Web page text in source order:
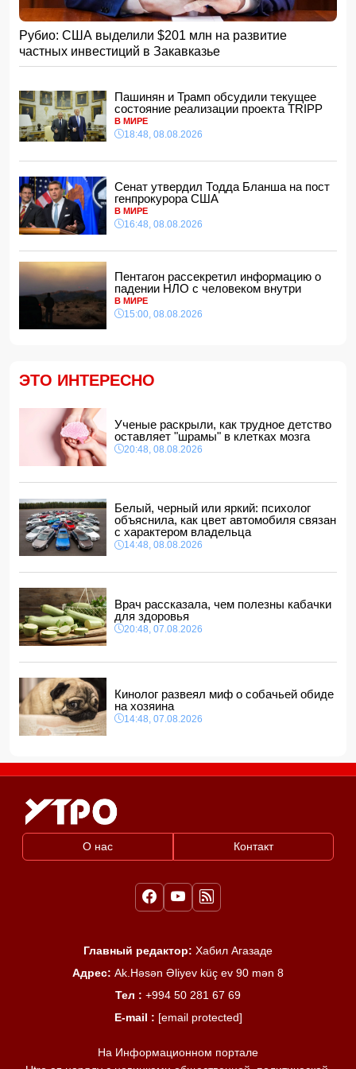
Умер отец Лионеля Месси
15:28, 08.08.2026
Хикмет Гаджиев: Ильхам Алиев одержал победу и в
войне, и в мире- ВИДЕО
15:08, 08.08.2026
Пентагон рассекретил информацию о падении НЛО с
человеком внутри
15:00, 08.08.2026
Белый, черный или яркий: психолог объяснила, как цвет
14:48, 08.08.2026
Зеленский встретился с Вучичем
14:40, 08.08.2026
В Азербайджане ожидается жара до 41 градуса —
объявлено предупреждение
14:34, 08.08.2026
В Агдашском районе расследуется конфликт, связанный
с церемонией помолвки с участием
несовершеннолетней
14:28, 08.08.2026
Найдено тело утонувшего в море 16-летнего юноши
обвинений в адрес Инфантино
ВС РФ взяли под контроль Ивановку в Харьковской
области
14:04, 08.08.2026
Прогноз погоды в Азербайджане на 9 августа
14:00, 08.08.2026
Никол Пашинян позвонил Ильхаму Алиеву
12:48, 08.08.2026
СМИ: США ищут на Кубе фигуру для повторения
"венесуэльского сценария"
Рубио: США выделили $201 млн на развитие
частных инвестиций в Закавказье
Пашинян и Трамп обсудили текущее
состояние реализации проекта TRIPP
В МИРЕ
18:48, 08.08.2026
Сенат утвердил Тодда Бланша на пост
генпрокурора США
В МИРЕ
16:48, 08.08.2026
Пентагон рассекретил информацию о
падении НЛО с человеком внутри
В МИРЕ
15:00, 08.08.2026
ЭТО ИНТЕРЕСНО
Ученые раскрыли, как трудное детство
оставляет "шрамы" в клетках мозга
20:48, 08.08.2026
Белый, черный или яркий: психолог
объяснила, как цвет автомобиля связан
с характером владельца
14:48, 08.08.2026
Врач рассказала, чем полезны кабачки
для здоровья
20:48, 07.08.2026
Кинолог развеял миф о собачьей обиде
на хозяина
14:48, 07.08.2026
О нас Контакт
Главный редактор: Хабил Агазаде
Адрес: Ak.Həsən Əliyev küç ev 90 mən 8
Тел : +994 50 281 67 69
E-mail : [email protected]
На Информационном портале